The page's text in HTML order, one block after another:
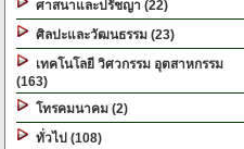
ศาสนาและปรัชญา (22)
ศิลปะและวัฒนธรรม (23)
เทคโนโลยี วิศวกรรม อุตสาหกรรม
(163)
โทรคมนาคม (2)
ทั่วไป (108)